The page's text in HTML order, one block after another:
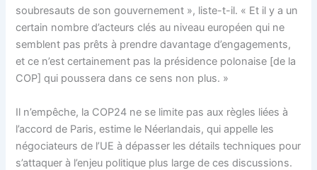
soubresauts de son gouvernement », liste-t-il. « Et il y a un
certain nombre d’acteurs clés au niveau européen qui ne
semblent pas prêts à prendre davantage d’engagements,
et ce n’est certainement pas la présidence polonaise [de la
COP] qui poussera dans ce sens non plus. »
Il n’empêche, la COP24 ne se limite pas aux règles liées à
l’accord de Paris, estime le Néerlandais, qui appelle les
négociateurs de l’UE à dépasser les détails techniques pour
s’attaquer à l’enjeu politique plus large de ces discussions.